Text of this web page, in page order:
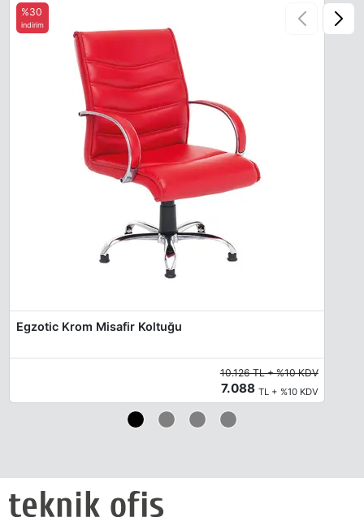
Egzotic Krom Misafir Koltuğu
%30
indirim
10.126 TL + %10 KDV
7.088 TL + %10 KDV